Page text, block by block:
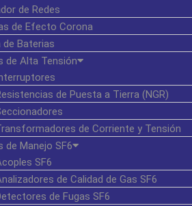
de Redes
de Efecto Corona
de Baterias
de Alta Tensión
de Puesta a Tierra (NGR)
de Corriente y Tensión
de Manejo SF6
SF6
de Calidad de Gas SF6
de Fugas SF6